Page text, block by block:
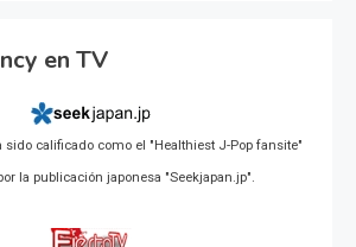
en TV
sido calificado como el "Healthiest J-Pop fansite"
la publicación japonesa "Seekjapan.jp".